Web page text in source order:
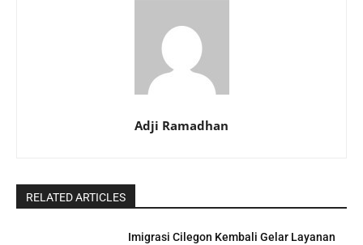
Adji Ramadhan
RELATED ARTICLES
Imigrasi Cilegon Kembali Gelar Layanan